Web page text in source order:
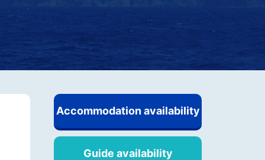
Accommodation availability
Guide availability